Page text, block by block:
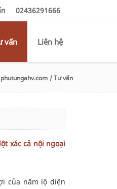
02436291666
vấn Liên hệ
/ Tư vấn
xác cả nội ngoại
của năm lộ diện